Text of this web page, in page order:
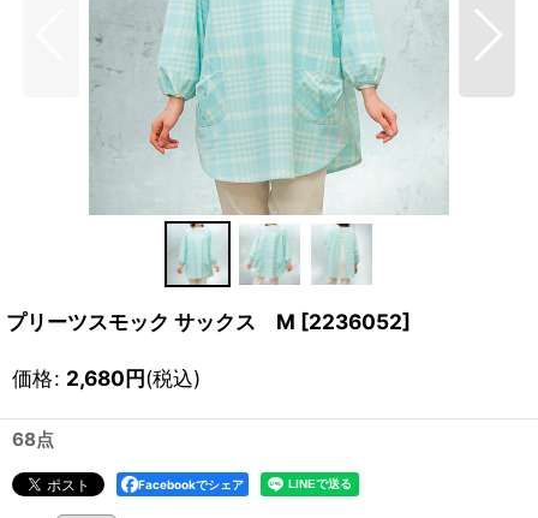
プリーツスモック サックス M [2236052]
価格: 2,680円(税込)
68点
Facebookでシェア